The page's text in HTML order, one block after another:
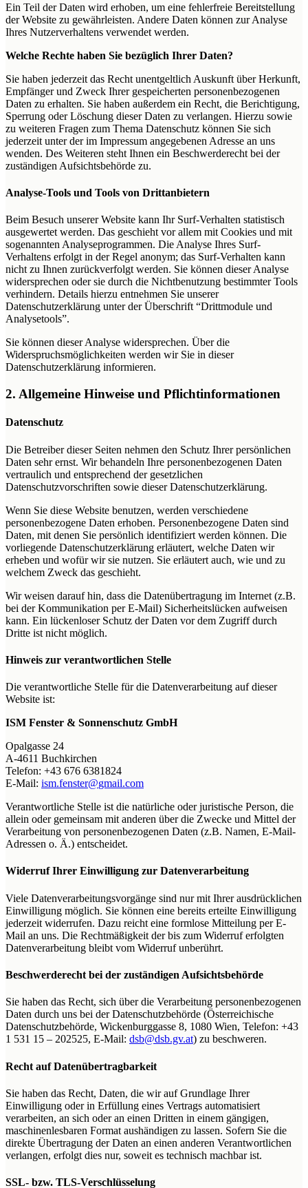
Ein Teil der Daten wird erhoben, um eine fehlerfreie Bereitstellung
der Website zu gewährleisten. Andere Daten können zur Analyse
Ihres Nutzerverhaltens verwendet werden.
Welche Rechte haben Sie bezüglich Ihrer Daten?
Sie haben jederzeit das Recht unentgeltlich Auskunft über Herkunft,
Empfänger und Zweck Ihrer gespeicherten personenbezogenen
Daten zu erhalten. Sie haben außerdem ein Recht, die Berichtigung,
Sperrung oder Löschung dieser Daten zu verlangen. Hierzu sowie
zu weiteren Fragen zum Thema Datenschutz können Sie sich
jederzeit unter der im Impressum angegebenen Adresse an uns
wenden. Des Weiteren steht Ihnen ein Beschwerderecht bei der
zuständigen Aufsichtsbehörde zu.
Analyse-Tools und Tools von Drittanbietern
Beim Besuch unserer Website kann Ihr Surf-Verhalten statistisch
ausgewertet werden. Das geschieht vor allem mit Cookies und mit
sogenannten Analyseprogrammen. Die Analyse Ihres Surf-
Verhaltens erfolgt in der Regel anonym; das Surf-Verhalten kann
nicht zu Ihnen zurückverfolgt werden. Sie können dieser Analyse
widersprechen oder sie durch die Nichtbenutzung bestimmter Tools
verhindern. Details hierzu entnehmen Sie unserer
Datenschutzerklärung unter der Überschrift “Drittmodule und
Analysetools”.
Sie können dieser Analyse widersprechen. Über die
Widerspruchsmöglichkeiten werden wir Sie in dieser
Datenschutzerklärung informieren.
2. Allgemeine Hinweise und Pflichtinformationen
Datenschutz
Die Betreiber dieser Seiten nehmen den Schutz Ihrer persönlichen
Daten sehr ernst. Wir behandeln Ihre personenbezogenen Daten
vertraulich und entsprechend der gesetzlichen
Datenschutzvorschriften sowie dieser Datenschutzerklärung.
Wenn Sie diese Website benutzen, werden verschiedene
personenbezogene Daten erhoben. Personenbezogene Daten sind
Daten, mit denen Sie persönlich identifiziert werden können. Die
vorliegende Datenschutzerklärung erläutert, welche Daten wir
erheben und wofür wir sie nutzen. Sie erläutert auch, wie und zu
welchem Zweck das geschieht.
Wir weisen darauf hin, dass die Datenübertragung im Internet (z.B.
bei der Kommunikation per E-Mail) Sicherheitslücken aufweisen
kann. Ein lückenloser Schutz der Daten vor dem Zugriff durch
Dritte ist nicht möglich.
Hinweis zur verantwortlichen Stelle
Die verantwortliche Stelle für die Datenverarbeitung auf dieser
Website ist:
ISM Fenster & Sonnenschutz GmbH
Opalgasse 24
A-4611 Buchkirchen
Telefon: +43 676 6381824
E-Mail: ism.fenster@gmail.com
Verantwortliche Stelle ist die natürliche oder juristische Person, die
allein oder gemeinsam mit anderen über die Zwecke und Mittel der
Verarbeitung von personenbezogenen Daten (z.B. Namen, E-Mail-
Adressen o. Ä.) entscheidet.
Widerruf Ihrer Einwilligung zur Datenverarbeitung
Viele Datenverarbeitungsvorgänge sind nur mit Ihrer ausdrücklichen
Einwilligung möglich. Sie können eine bereits erteilte Einwilligung
jederzeit widerrufen. Dazu reicht eine formlose Mitteilung per E-
Mail an uns. Die Rechtmäßigkeit der bis zum Widerruf erfolgten
Datenverarbeitung bleibt vom Widerruf unberührt.
Beschwerderecht bei der zuständigen Aufsichtsbehörde
Sie haben das Recht, sich über die Verarbeitung personenbezogenen
Daten durch uns bei der Datenschutzbehörde (Österreichische
Datenschutzbehörde, Wickenburggasse 8, 1080 Wien, Telefon: +43
1 531 15 – 202525, E-Mail: dsb@dsb.gv.at) zu beschweren.
Recht auf Datenübertragbarkeit
Sie haben das Recht, Daten, die wir auf Grundlage Ihrer
Einwilligung oder in Erfüllung eines Vertrags automatisiert
verarbeiten, an sich oder an einen Dritten in einem gängigen,
maschinenlesbaren Format aushändigen zu lassen. Sofern Sie die
direkte Übertragung der Daten an einen anderen Verantwortlichen
verlangen, erfolgt dies nur, soweit es technisch machbar ist.
SSL- bzw. TLS-Verschlüsselung